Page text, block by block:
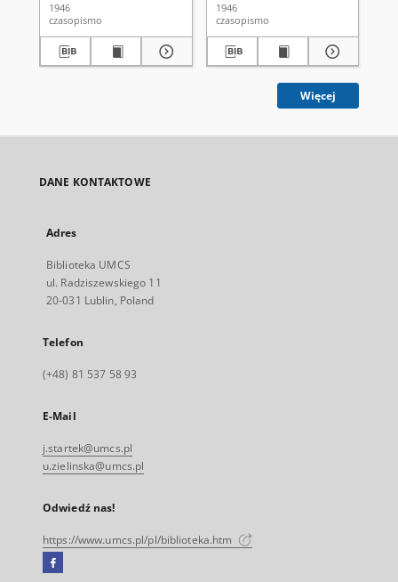
1946
czasopismo
1946
czasopismo
Więcej
DANE KONTAKTOWE
Adres
Biblioteka UMCS
ul. Radziszewskiego 11
20-031 Lublin, Poland
Telefon
(+48) 81 537 58 93
E-Mail
j.startek@umcs.pl
u.zielinska@umcs.pl
Odwiedź nas!
https://www.umcs.pl/pl/biblioteka.htm
Facebook